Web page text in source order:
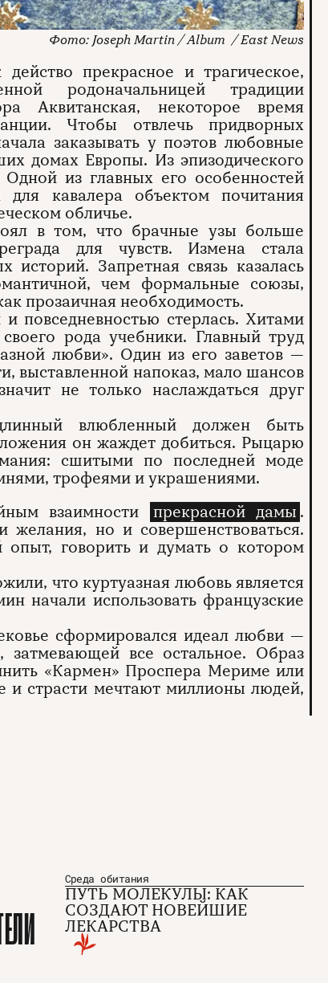
Joseph Martin / Album / East News
прекрасное и трагическое,
родоначальницей традиции
Аквитанская, некоторое время
Чтобы отвлечь придворных
заказывать у поэтов любовные
домах Европы. Из эпизодического
из главных его особенностей
кавалера объектом почитания
обличье.
в том, что брачные узы больше
для чувств. Измена стала
Запретная связь казалась
чем формальные союзы,
прозаичная необходимость.
повседневностью стерлась. Хитами
рода учебники. Главный труд
любви». Один из его заветов —
выставленной напоказ, мало шансов
не только наслаждаться друг
влюбленный должен быть
он жаждет добиться. Рыцарю
сшитыми по последней моде
трофеями и украшениями.
взаимности
прекрасной дамы .
желания, но и совершенствоваться.
опыт, говорить и думать о котором
что куртуазная любовь является
начали использовать французские
сформировался идеал любви —
все остальное. Образ
«Кармен» Проспера Мериме или
и страсти мечтают миллионы людей,
Среда обитания
ПУТЬ МОЛЕКУЛЫ: КАК
СОЗДАЮТ НОВЕЙШИЕ
ЛЕКАРСТВА